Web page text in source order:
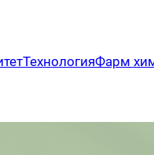
ТехнологияФарм